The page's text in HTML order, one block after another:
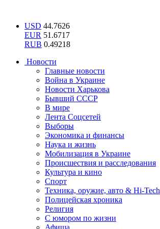
USD 44.7626
EUR 51.6717
RUB 0.49218
Новости
Главные новости
Война в Украине
Новости Харькова
Бывший СССР
В мире
Лента Соцсетей
Выборы
Экономика и финансы
Наука и жизнь
Мобилизация в Украине
Происшествия и расследования
Культура и кино
Спорт
Техника, оружие, авто & Hi-Tech
Полицейская хроника
Религия
С юмором по жизни
Афиша